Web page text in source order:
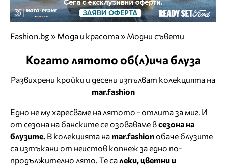
Fashion.bg» Мода и красота» Модни съвети
Когато лятото об(л)ича блуза
Развихрени кройки и десени изпълват колекцията на
mar.fashion
Едно не му харесваме на лятото - отлита за миг. И
от сезона на банските се озоваваме всезона на
блузите. В колекцията на mar.fashionобаче блузите
са изтъкани от неистов копнеж за едно по-
продължително лято. Те салеки, цветни и